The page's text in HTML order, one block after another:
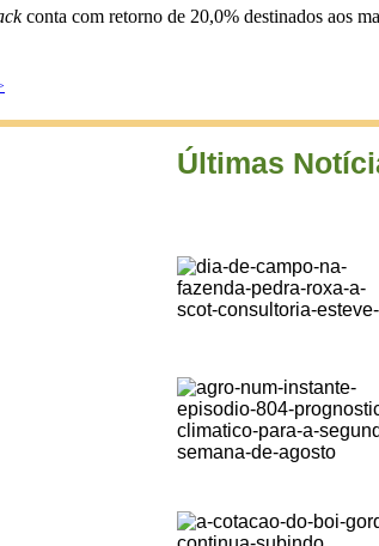
conta com retorno de 20,0% destinados aos
Últimas